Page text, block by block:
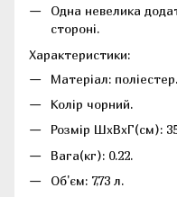
Одна невелика
стороні.
Характеристики:
Матеріал: поліестер.
Колір чорний.
Розмір ШхВхГ(см):
Вага(кг): 0.22.
Об'єм: 7,73 л.